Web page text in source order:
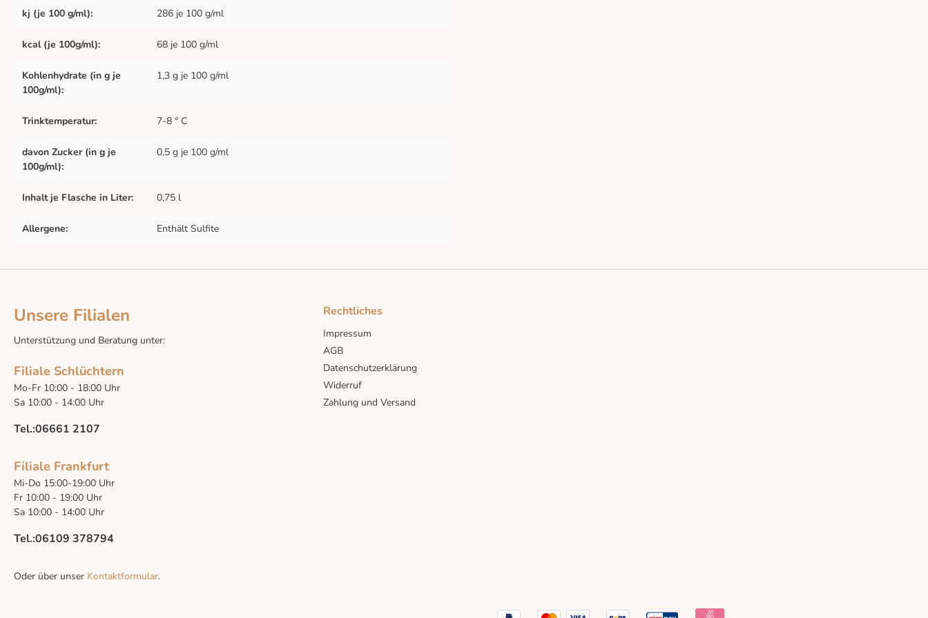
kj (je 100 g/ml): 286 je 100 g/ml
kcal (je 100g/ml): 68 je 100 g/ml
Kohlenhydrate (in g je
100g/ml):
1,3 g je 100 g/ml
Trinktemperatur: 7-8 ° C
davon Zucker (in g je
100g/ml):
0,5 g je 100 g/ml
Inhalt je Flasche in Liter: 0,75 l
Allergene: Enthält Sulfite
Unsere Filialen
Unterstützung und Beratung unter:
Filiale Schlüchtern
Mo-Fr 10:00 - 18:00 Uhr
Sa 10:00 - 14:00 Uhr
Tel.:06661 2107
Filiale Frankfurt
Mi-Do 15:00-19:00 Uhr
Fr 10:00 - 19:00 Uhr
Sa 10:00 - 14:00 Uhr
Tel.:06109 378794
Oder über unser Kontaktformular.
Rechtliches
Impressum
AGB
Datenschutzerklärung
Widerruf
Zahlung und Versand